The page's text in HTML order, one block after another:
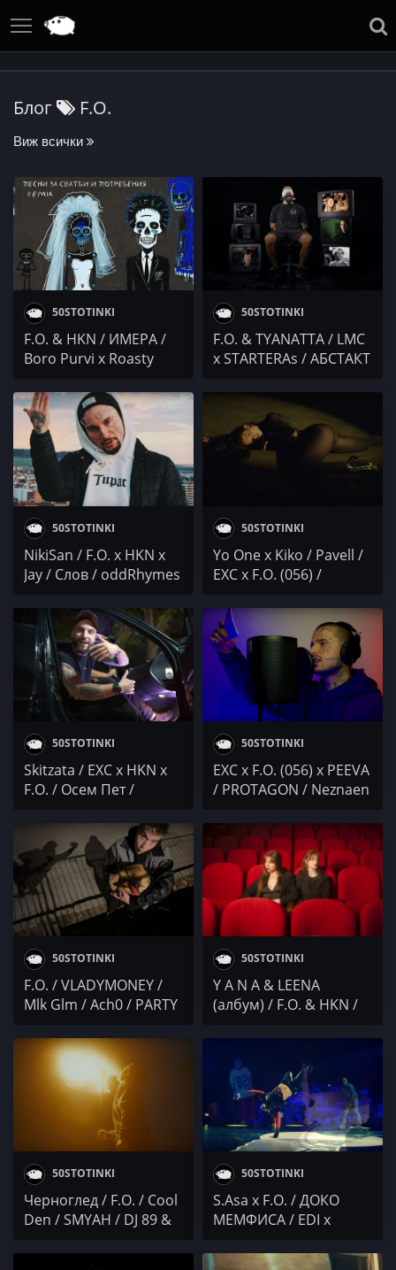
Блог F.O.
Виж всички
50STOTINKI
F.O. & HKN / ИМЕРА /
Boro Purvi x Roasty
АБСТАКТ / Sashhh /
тозибекажиго / Осем
Пет
50STOTINKI
F.O. & TYANATTA / LMC
x STARTERAs / АБСТАКТ
Искрата / Duli & Mati:
PG & DRINK
50STOTINKI
NikiSan / F.O. x HKN x
Jay / Слов / oddRhymes
50STOTINKI
Yo One x Kiko / Pavell /
EXC x F.O. (056) /
Dorothy Takev
50STOTINKI
Skitzata / EXC x HKN x
F.O. / Осем Пет /
Громков / DJ RUDLESS
& LORA
50STOTINKI
EXC x F.O. (056) x PEEVA
/ PROTAGON / Neznaen
50STOTINKI
F.O. / VLADYMONEY /
Mlk Glm / Ach0 / PARTY
MILIONI, MITREVV,
DIMOFF
50STOTINKI
Y A N A & LEENA
(албум) / F.O. & HKN /
Черноглед / SAMMM /
Гаден
50STOTINKI
Черноглед / F.O. / Cool
Den / SMYAH / DJ 89 &
Осем Пет / Bashmotion
50STOTINKI
S.Asa x F.O. / ДОКО
МЕМФИСА / EDI x
Ilinski / BreakDance BG